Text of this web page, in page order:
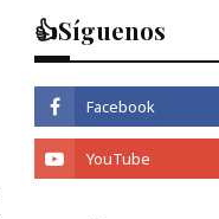
👍Síguenos